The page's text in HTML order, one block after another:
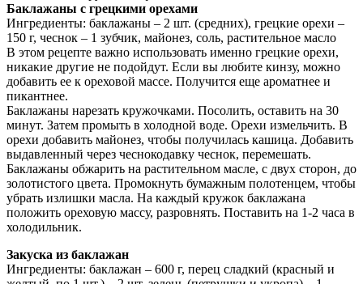
Баклажаны с грецкими орехами
Ингредиенты: баклажаны – 2 шт. (средних), грецкие орехи –
150 г, чеснок – 1 зубчик, майонез, соль, растительное масло
В этом рецепте важно использовать именно грецкие орехи,
никакие другие не подойдут. Если вы любите кинзу, можно
добавить ее к ореховой массе. Получится еще ароматнее и
пикантнее.
Баклажаны нарезать кружочками. Посолить, оставить на 30
минут. Затем промыть в холодной воде. Орехи измельчить. В
орехи добавить майонез, чтобы получилась кашица. Добавить
выдавленный через чеснокодавку чеснок, перемешать.
Баклажаны обжарить на растительном масле, с двух сторон, до
золотистого цвета. Промокнуть бумажным полотенцем, чтобы
убрать излишки масла. На каждый кружок баклажана
положить ореховую массу, разровнять. Поставить на 1-2 часа в
холодильник.
Закуска из баклажан
Ингредиенты: баклажан – 600 г, перец сладкий (красный и